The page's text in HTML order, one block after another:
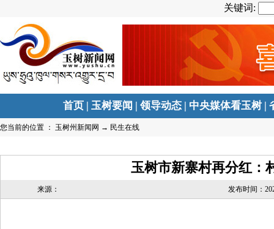
关键词:
首页 |玉树要闻 |领导动态 | 中央媒体看玉树 |
您当前的位置 ： 玉树州新闻网 → 民生在线
玉树市新寨村再分红：
来源： 发布时间：